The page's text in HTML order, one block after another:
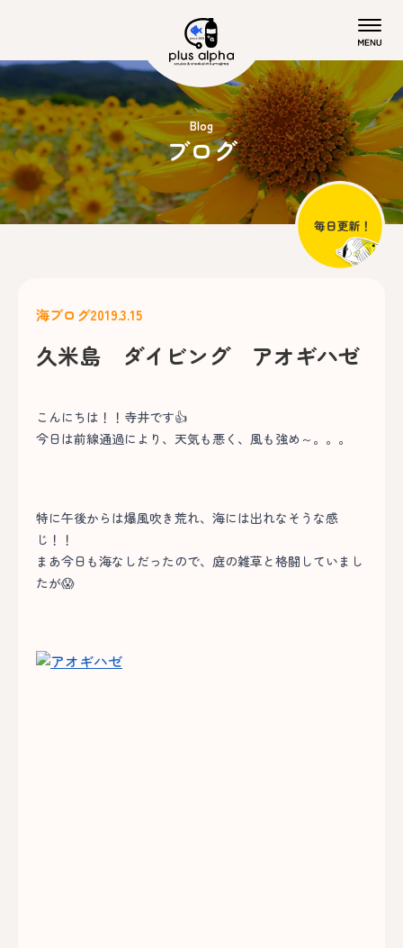
Blog
ブログ
海ブログ2019.3.15
久米島 ダイビング アオギハゼ
こんにちは！！寺井です👍
今日は前線通過により、天気も悪く、風も強め～。。。
特に午後からは爆風吹き荒れ、海には出れなそうな感
じ！！
まあ今日も海なしだったので、庭の雑草と格闘していまし
たが😱